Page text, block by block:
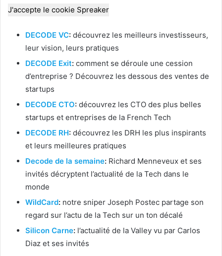
J'accepte le cookie Spreaker
DECODE VC: découvrez les meilleurs investisseurs,
leur vision, leurs pratiques
DECODE Exit: comment se déroule une cession
d’entreprise ? Découvrez les dessous des ventes de
startups
DECODE CTO: découvrez les CTO des plus belles
startups et entreprises de la French Tech
DECODE RH: découvrez les DRH les plus inspirants
et leurs meilleures pratiques
Decode de la semaine: Richard Menneveux et ses
invités décryptent l’actualité de la Tech dans le
monde
WildCard: notre sniper Joseph Postec partage son
regard sur l’actu de la Tech sur un ton décalé
Silicon Carne: l’actualité de la Valley vu par Carlos
Diaz et ses invités